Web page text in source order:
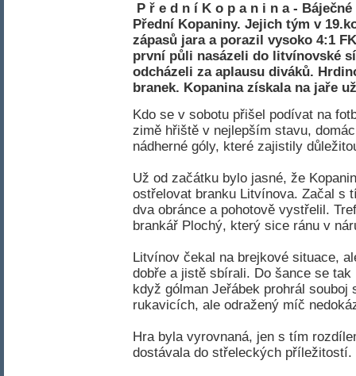
P ř e d n í K o p a n i n a -
Přední Kopaniny. Jejich tým v
zápasů jara a porazil vysoko 4:1
první půli nasázeli do litvínovské
odcházeli za aplausu diváků.
branek. Kopanina získala na jaře
Kdo se v sobotu přišel podívat na
zimě hřiště v nejlepším stavu,
nádherné góly, které zajistily
Už od začátku bylo jasné, že
ostřelovat branku Litvínova. Začal s
dva obránce a pohotově vystřelil.
brankář Plochý, který sice ránu v
Litvínov čekal na brejkové situace,
dobře a jistě sbírali. Do šance se
když gólman Jeřábek prohrál
rukavicích, ale odražený míč
Hra byla vyrovnaná, jen s tím
dostávala do střeleckých příležitostí.